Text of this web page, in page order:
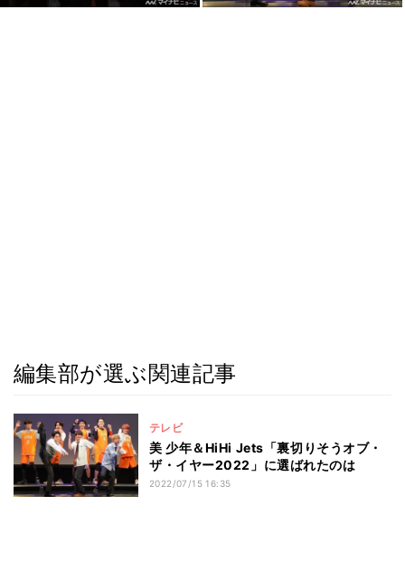
編集部が選ぶ関連記事
テレビ
美 少年＆HiHi Jets「裏切りそうオブ・
ザ・イヤー2022」に選ばれたのは
2022/07/15 16:35